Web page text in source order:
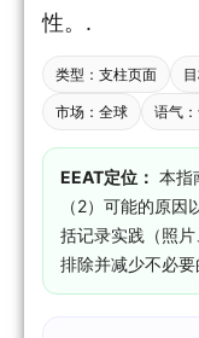
性。.
类型：支柱页面
市场：全球 语气
EEAT定位： 本指
（2）可能的原
括记录实践（照
排除并减少不必